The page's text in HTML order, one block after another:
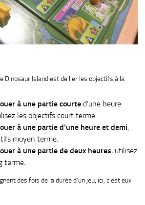
Dinosaur Island est de lier les objectifs à la
à une partie courte d’une heure
les objectifs court terme.
à une partie d’une heure et demi,
moyen terme.
à une partie de deux heures, utilisez
terme.
des fois de la durée d’un jeu, ici, c’est eux